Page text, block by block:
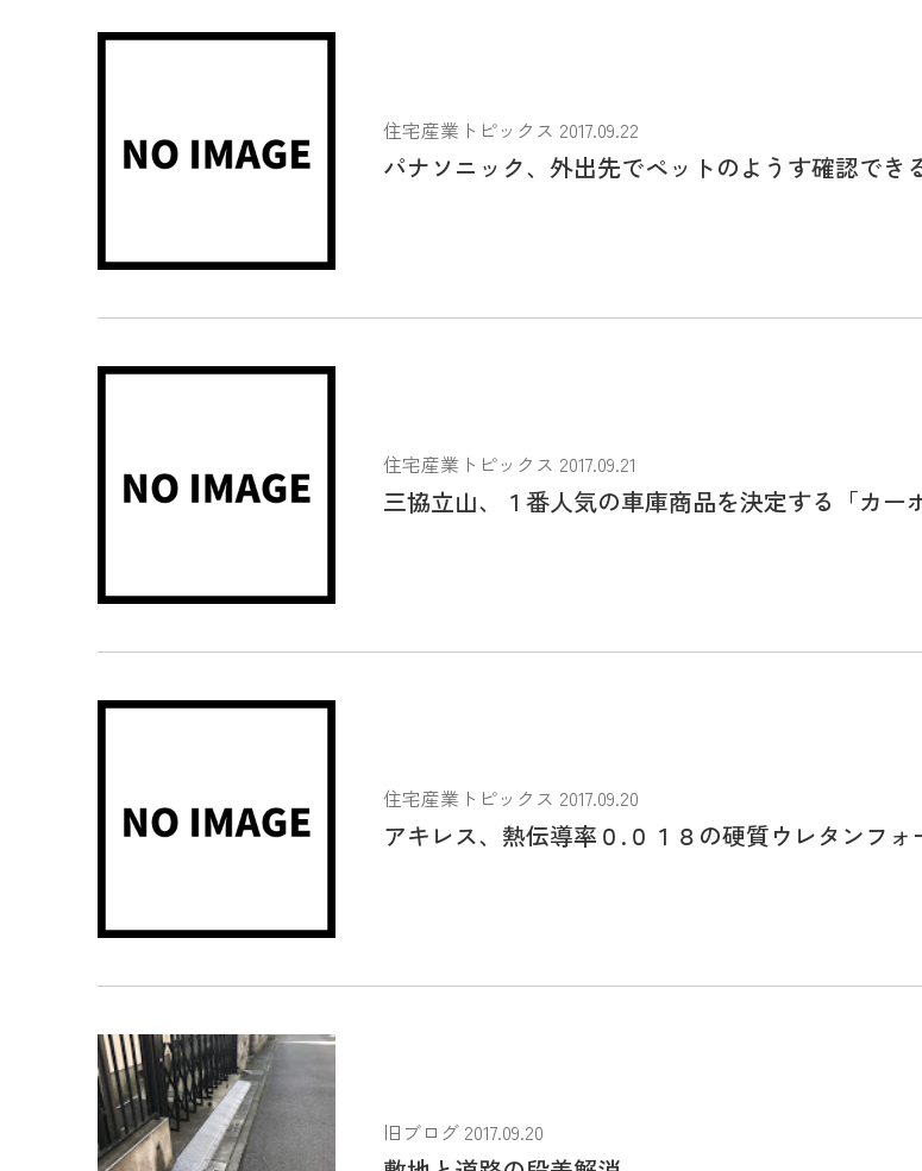
住宅産業トピックス 2017.09.22
パナソニック、外出先でペットのようす確認でき
住宅産業トピックス 2017.09.21
三協立山、１番人気の車庫商品を決定する「カー
住宅産業トピックス 2017.09.20
アキレス、熱伝導率０.０１８の硬質ウレタンフォ
旧ブログ 2017.09.20